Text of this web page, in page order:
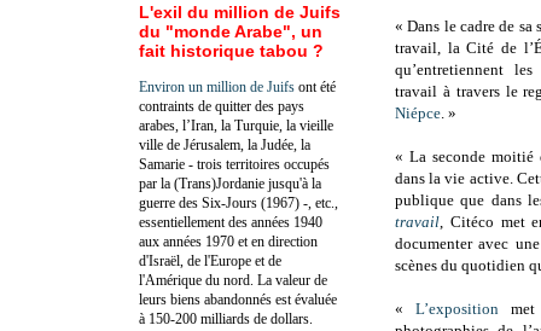
« Dans le cadre de sa
travail, la Cité de
qu’entretiennent
travail à travers le
Niépce. »
« La seconde moitié
dans la vie active.
publique que dans
travail, Citéco met
documenter avec
scènes du quotidien
«L’exposition met
L'exil du million de Juifs
du "monde Arabe", un
fait historique tabou ?
Environ un million de Juifs ont été
contraints de quitter des pays
arabes, l’Iran, la Turquie, la vieille
ville de Jérusalem, la Judée, la
Samarie - trois territoires occupés
par la (Trans)Jordanie jusqu'à la
guerre des Six-Jours (1967) -, etc.,
essentiellement des années 1940
aux années 1970 et en direction
d'Israël, de l'Europe et de
l'Amérique du nord. La valeur de
leurs biens abandonnés est évaluée
à 150-200 milliards de dollars.